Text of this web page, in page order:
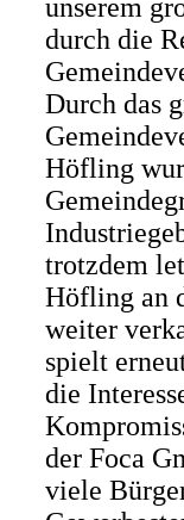
unserem
durch die
Durch das
Höfling
trotzdem
Höfling an
weiter
spielt
die
der Foca
viele